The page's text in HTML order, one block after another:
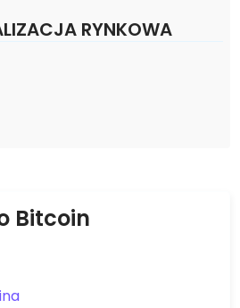
Bitcoin
RYNKOWA